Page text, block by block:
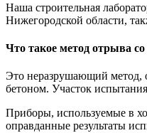
Наша строительная
Нижегородской области,
Что такое метод отрыва
Это неразрушающий метод,
бетоном. Участок
Приборы, используемые в
оправданные результаты